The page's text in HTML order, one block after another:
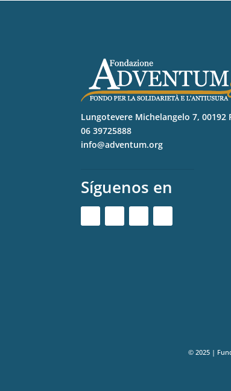
Lungotevere Michelangelo 7, 00192
06 39725888
info@adventum.org
Síguenos en
© 2025 |